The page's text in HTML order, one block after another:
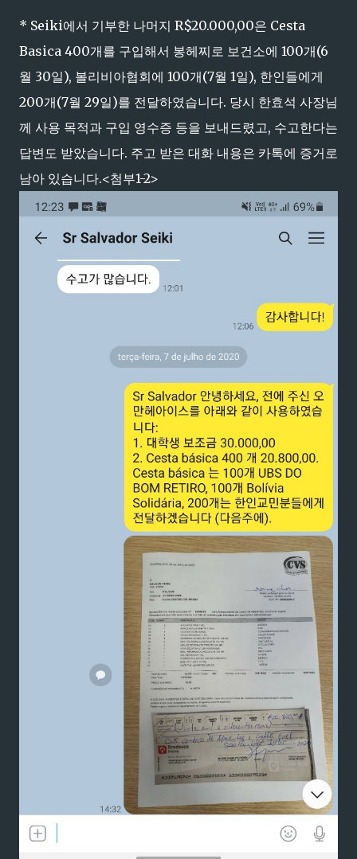
* Seiki에서 기부한 나머지 R$20.000,00은 Cesta
Basica 400개를 구입해서 봉헤찌로 보건소에 100개(6
월 30일), 볼리비아협회에 100개(7월 1일), 한인들에게
200개(7월 29일)를 전달하였습니다. 당시 한효석 사장님
께 사용 목적과 구입 영수증 등을 보내드렸고, 수고한다는
답변도 받았습니다. 주고 받은 대화 내용은 카톡에 증거로
남아 있습니다.<첨부1-2>